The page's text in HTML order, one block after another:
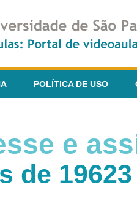
POLÍTICA DE USO
e
de